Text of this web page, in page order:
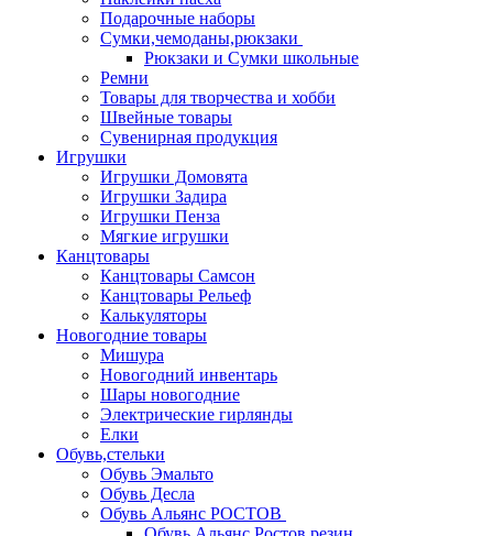
Подарочные наборы
Сумки,чемоданы,рюкзаки
Рюкзаки и Сумки школьные
Ремни
Товары для творчества и хобби
Швейные товары
Сувенирная продукция
Игрушки
Игрушки Домовята
Игрушки Задира
Игрушки Пенза
Мягкие игрушки
Канцтовары
Канцтовары Самсон
Канцтовары Рельеф
Калькуляторы
Новогодние товары
Мишура
Новогодний инвентарь
Шары новогодние
Электрические гирлянды
Елки
Обувь,стельки
Обувь Эмальто
Обувь Десла
Обувь Альянс РОСТОВ